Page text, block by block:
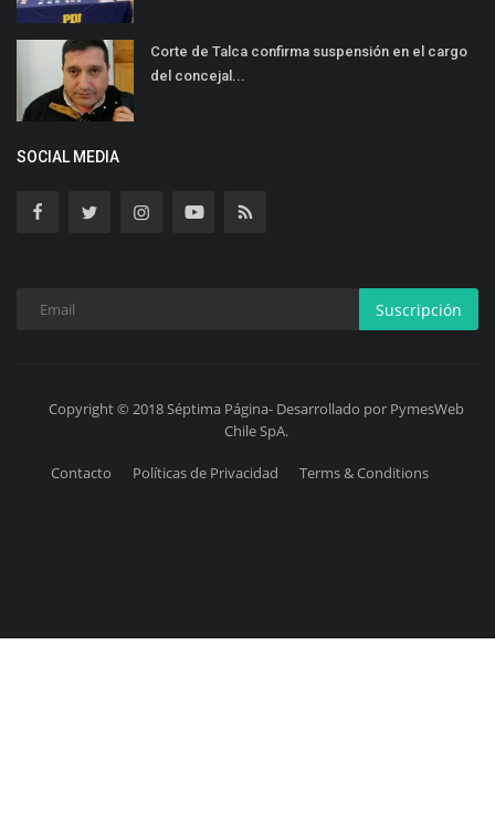
Corte de Talca confirma suspensión en el cargo
del concejal...
SOCIAL MEDIA
Suscripción
Copyright © 2018 Séptima Página- Desarrollado por PymesWeb
Chile SpA.
Contacto Políticas de Privacidad Terms & Conditions